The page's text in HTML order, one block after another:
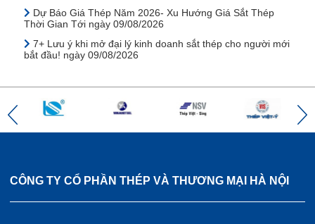
Dự Báo Giá Thép Năm 2026- Xu Hướng Giá Sắt Thép
Thời Gian Tới ngày 09/08/2026
7+ Lưu ý khi mở đại lý kinh doanh sắt thép cho người mới
bắt đầu! ngày 09/08/2026
CÔNG TY CỔ PHẦN THÉP VÀ THƯƠNG MẠI HÀ NỘI